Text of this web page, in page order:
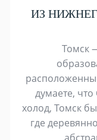
ИЗ
Томск
думаете,
холод, Томск
где